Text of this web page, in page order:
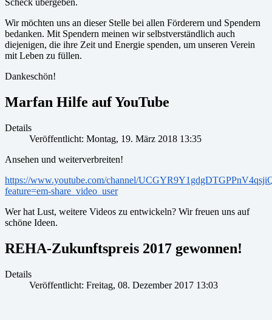
Scheck übergeben.
Wir möchten uns an dieser Stelle bei allen Förderern und Spendern
bedanken. Mit Spendern meinen wir selbstverständlich auch
diejenigen, die ihre Zeit und Energie spenden, um unseren Verein
mit Leben zu füllen.
Dankeschön!
Marfan Hilfe auf YouTube
Details
Veröffentlicht: Montag, 19. März 2018 13:35
Ansehen und weiterverbreiten!
https://www.youtube.com/channel/
feature=em-share_video_user
Wer hat Lust, weitere Videos zu entwickeln? Wir freuen uns auf
schöne Ideen.
REHA-Zukunftspreis 2017 gewonnen!
Details
Veröffentlicht: Freitag, 08. Dezember 2017 13:03